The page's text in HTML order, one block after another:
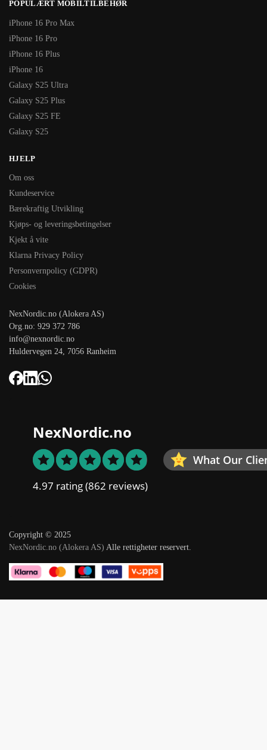
POPULÆRT MOBILTILBEHØR
iPhone 16 Pro Max
iPhone 16 Pro
iPhone 16 Plus
iPhone 16
Galaxy S25 Ultra
Galaxy S25 Plus
Galaxy S25 FE
Galaxy S25
HJELP
Om oss
Kundeservice
Bærekraftig Utvikling
Kjøps- og leveringsbetingelser
Kjekt å vite
Klarna Privacy Policy
Personvernpolicy (GDPR)
Cookies
NexNordic.no (Alokera AS)
Org.no: 929 372 786
info@nexnordic.no
Huldervegen 24, 7056 Ranheim
NexNordic.no
What Our
4.97 rating(862 reviews)
Copyright © 2025
NexNordic.no (Alokera AS) Alle rettigheter reservert.